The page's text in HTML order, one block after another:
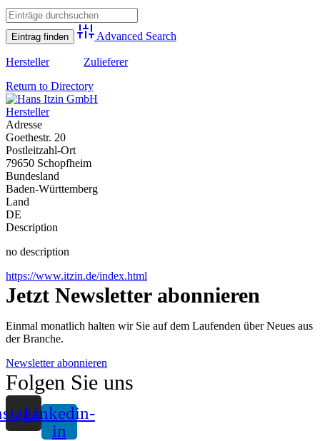
Advanced Search
Hersteller
Zulieferer
Return to Directory
Hersteller
Adresse
Goethestr. 20
Postleitzahl-Ort
79650 Schopfheim
Bundesland
Baden-Württemberg
Land
DE
Description
no description
https://www.itzin.de/index.html
Jetzt Newsletter abonnieren
Einmal monatlich halten wir Sie auf dem Laufenden über Neues aus
der Branche.
Newsletter abonnieren
Folgen Sie uns
Linkedin-
in